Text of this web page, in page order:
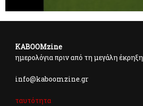
KABOOMzine
ημερολόγια πριν από τη μεγάλη έκρηξη
info@kaboomzine.gr
ταυτότητα